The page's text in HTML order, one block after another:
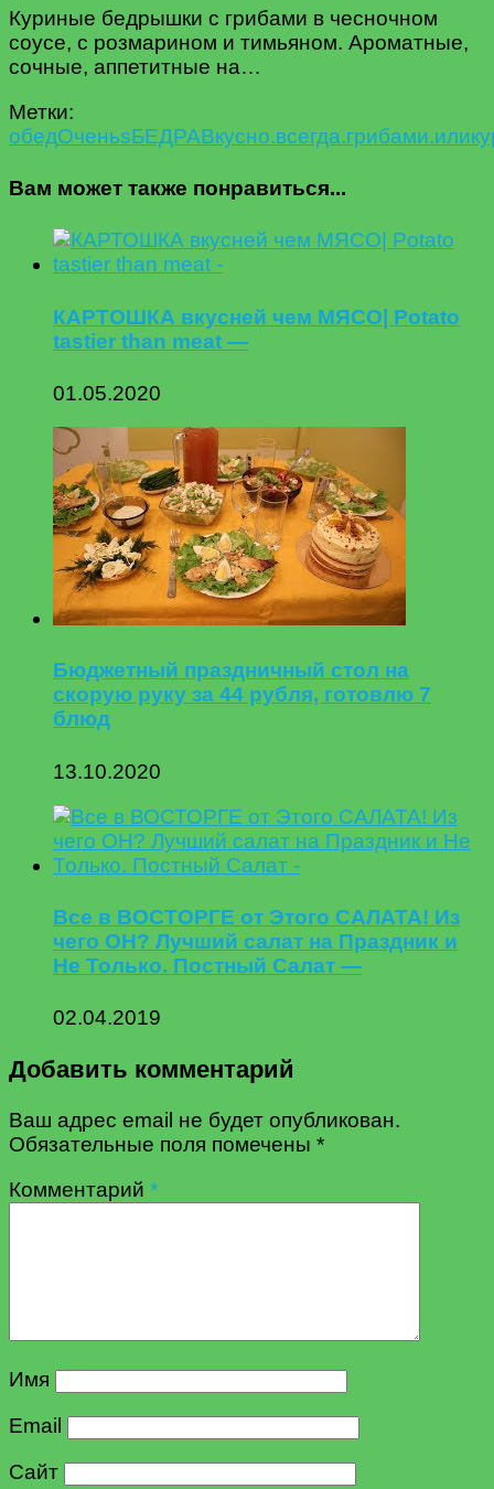
Куриные бедрышки с грибами в чесночном
соусе, с розмарином и тимьяном. Ароматные,
сочные, аппетитные на…
Метки:
oбедOченьsБЕДРАВкусно.всегда.грибами.или
Вам может также понравиться...
КАРТОШКА вкусней чем МЯСО| Potato
tastier than meat —
01.05.2020
Бюджетный праздничный стол на
скорую руку за 44 рубля, готовлю 7
блюд
13.10.2020
Все в ВОСТОРГЕ от Этого САЛАТА! Из
чего ОН? Лучший салат на Праздник и
Не Только. Постный Салат —
02.04.2019
Добавить комментарий
Ваш адрес email не будет опубликован.
Обязательные поля помечены *
Комментарий *
Имя
Email
Сайт